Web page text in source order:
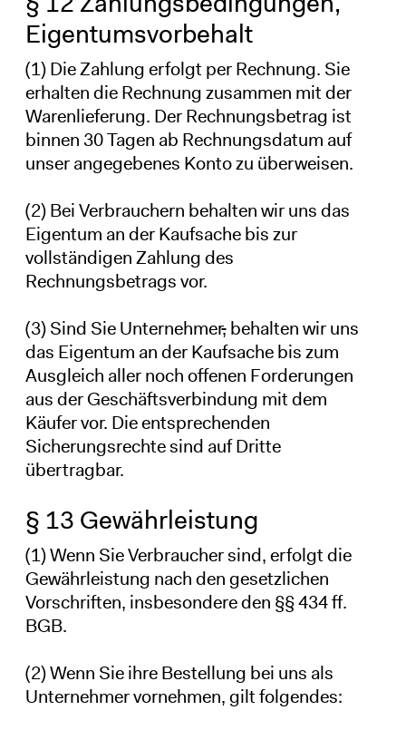
Eigentumsvorbehalt
(1) Die Zahlung erfolgt per Rechnung. Sie
erhalten die Rechnung zusammen mit der
Warenlieferung. Der Rechnungsbetrag ist
binnen 30 Tagen ab Rechnungsdatum auf
unser angegebenes Konto zu überweisen.
(2) Bei Verbrauchern behalten wir uns das
Eigentum an der Kaufsache bis zur
vollständigen Zahlung des
Rechnungsbetrags vor.
(3) Sind Sie Unternehmer,behalten wir uns
das Eigentum an der Kaufsache bis zum
Ausgleich aller noch offenen Forderungen
aus der Geschäftsverbindung mit dem
Käufer vor. Die entsprechenden
Sicherungsrechte sind auf Dritte
übertragbar.
§ 13 Gewährleistung
(1) Wenn Sie Verbraucher sind, erfolgt die
Gewährleistung nach den gesetzlichen
Vorschriften, insbesondere den §§ 434 ff.
BGB.
(2) Wenn Sie ihre Bestellung bei uns als
Unternehmer vornehmen, gilt folgendes: